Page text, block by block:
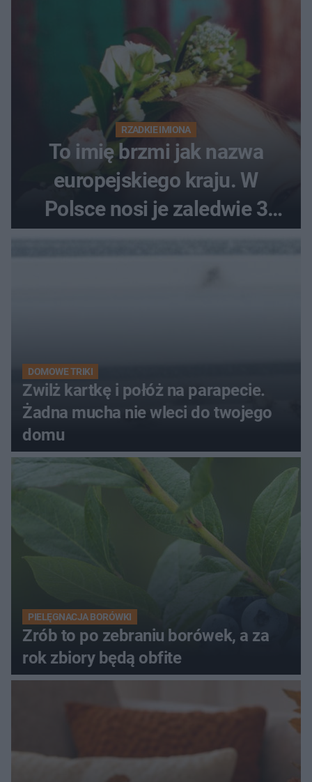
RZADKIE IMIONA
To imię brzmi jak nazwa
europejskiego kraju. W
Polsce nosi je zaledwie 3
DOMOWE TRIKI
Zwilż kartkę i połóż na parapecie.
Żadna mucha nie wleci do twojego
domu
PIELĘGNACJA BORÓWKI
Zrób to po zebraniu borówek, a za
rok zbiory będą obfite